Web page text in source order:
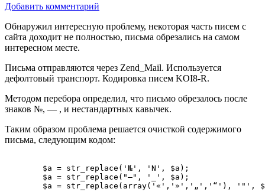
Добавить комментарий
Обнаружил интересную проблему, некоторая часть писем с
сайта доходит не полностью, письма обрезались на самом
интересном месте.
Письма отправляются через Zend_Mail. Используется
дефолтовый транспорт. Кодировка писем KOI8-R.
Методом перебора определил, что письмо обрезалось после
знаков №, — , и нестандартных кавычек.
Таким образом проблема решается очисткой содержимого
письма, следующим кодом: